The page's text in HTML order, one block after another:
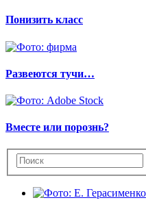
Понизить класс
Развеются тучи…
Вместе или порознь?